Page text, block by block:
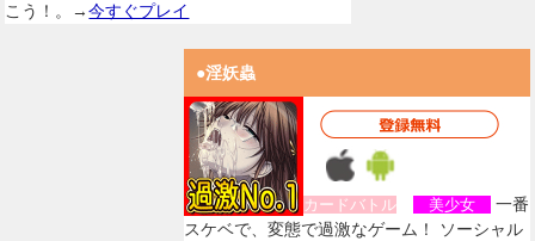
こう！。→今すぐプレイ
●淫妖蟲
カードバトル 美少女
一番
スケベで、変態で過激なゲーム！ ソーシャル